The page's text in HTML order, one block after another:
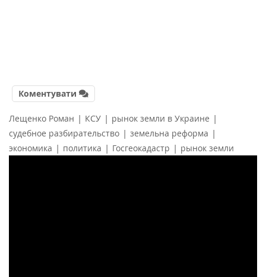
Коментувати
Лещенко Роман | КСУ | рынок земли в Украине |
судебное разбирательство | земельна реформа |
экономика | политика | Госгеокадастр | рынок земли